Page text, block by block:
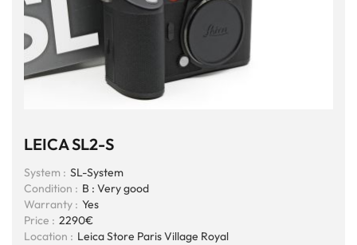
LEICA SL2-S
System : SL-System
Condition : B : Very good
Warranty : Yes
Price : 2290€
Location : Leica Store Paris Village Royal